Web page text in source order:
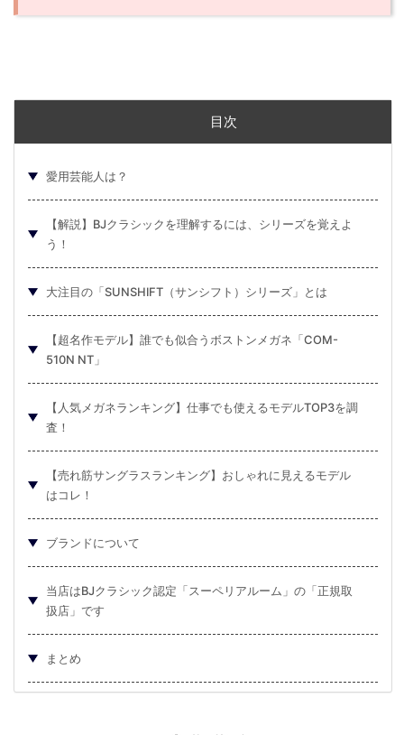
目次
愛用芸能人は？
【解説】BJクラシックを理解するには、シリーズを覚えよ
う！
大注目の「SUNSHIFT（サンシフト）シリーズ」とは
【超名作モデル】誰でも似合うボストンメガネ「COM-
510N NT」
【人気メガネランキング】仕事でも使えるモデルTOP3を調
査！
【売れ筋サングラスランキング】おしゃれに見えるモデル
はコレ！
ブランドについて
当店はBJクラシック認定「スーペリアルーム」の「正規取
扱店」です
まとめ